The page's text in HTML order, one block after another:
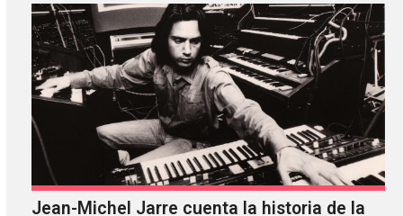
Jean-Michel Jarre cuenta la historia de la